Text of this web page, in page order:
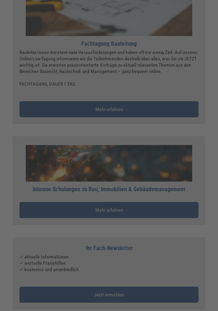
Fachtagung Bauleitung
Bauleiter/innen meistern viele Herausforderungen und haben oft nur wenig Zeit. Auf unserer
Online-Live-Tagung informieren wir die Teilnehmenden deshalb über alles, was für sie JETZT
wichtig ist. Sie erwarten praxisorientierte Vorträge zu aktuell relevanten Themen aus den
Bereichen Baurecht, Bautechnik und Management – ganz bequem online.
FACHTAGUNG, DAUER 1 TAG
Mehr erfahren
Inhouse Schulungen zu Bau, Immobilien & Gebäudemanagement
Mehr erfahren
Ihr Fach-Newsletter
✓ aktuelle Informationen
✓ wertvolle Praxishilfen
✓ kostenlos und unverbindlich
Jetzt anmelden